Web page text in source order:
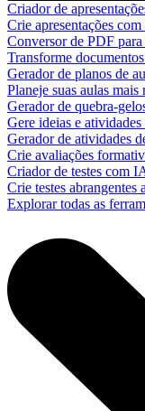
Criador de
Crie apresentações
Conversor de PDF
Transforme
Gerador de planos de
Planeje suas aulas
Gerador de quebra-
Gere ideias e
Gerador de atividades
Crie avaliações
Criador de testes com
Crie testes abrangentes
Explorar todas as